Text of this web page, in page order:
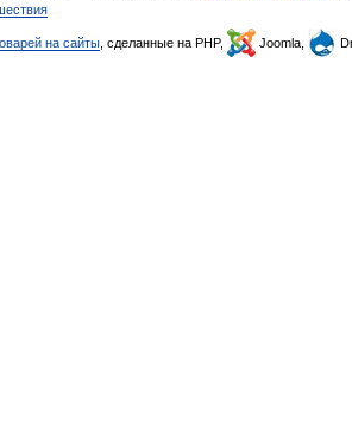
на сайты , сделанные на PHP, Joomla,